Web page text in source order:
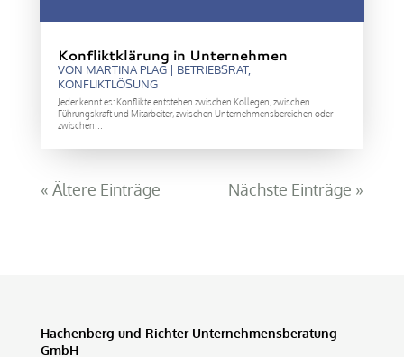
Konfliktklärung in Unternehmen
VON MARTINA PLAG| BETRIEBSRAT,
KONFLIKTLÖSUNG
Jeder kennt es: Konflikte entstehen zwischen Kollegen, zwischen
Führungskraft und Mitarbeiter, zwischen Unternehmensbereichen oder
zwischen...
« Ältere Einträge Nächste Einträge »
Hachenberg und Richter Unternehmensberatung
GmbH